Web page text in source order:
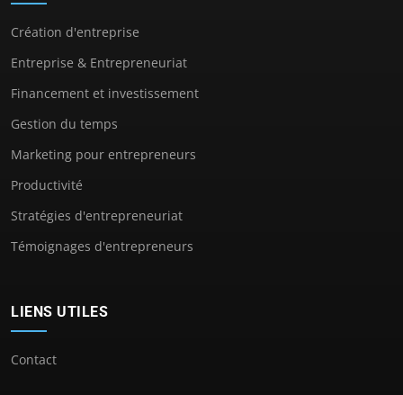
Création d'entreprise
Entreprise & Entrepreneuriat
Financement et investissement
Gestion du temps
Marketing pour entrepreneurs
Productivité
Stratégies d'entrepreneuriat
Témoignages d'entrepreneurs
LIENS UTILES
Contact